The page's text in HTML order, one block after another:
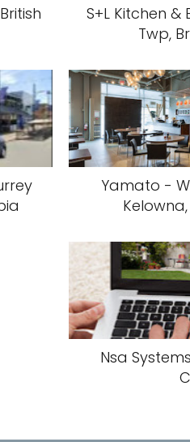
S+L Kitchen
Twp,
Yamato -
Nsa